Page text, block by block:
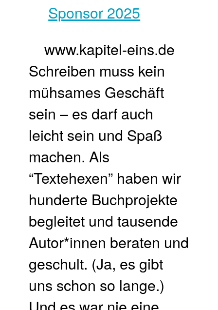
www.kapitel-eins.de
Schreiben muss kein
mühsames Geschäft
sein – es darf auch
leicht sein und Spaß
machen. Als
“Textehexen” haben wir
hunderte Buchprojekte
begleitet und tausende
Autor*innen beraten und
geschult. (Ja, es gibt
uns schon so lange.)